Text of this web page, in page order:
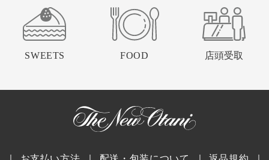
SWEETS FOOD 店頭受取